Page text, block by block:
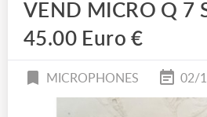
VEND MICRO Q 7
45.00 Euro €
MICROPHONES 02/